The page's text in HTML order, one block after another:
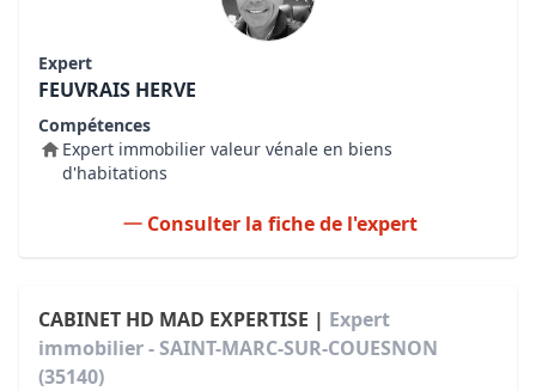
Expert
FEUVRAIS HERVE
Compétences
Expert immobilier valeur vénale en biens
d'habitations
Consulter la fiche de l'expert
CABINET HD MAD EXPERTISE | Expert
immobilier - SAINT-MARC-SUR-COUESNON
(35140)